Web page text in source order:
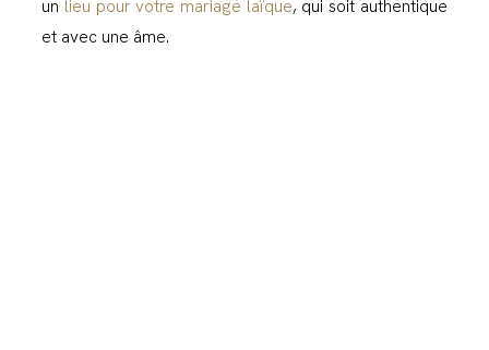
un lieu pour votre mariage laïque, qui soit authentique
et avec une âme.